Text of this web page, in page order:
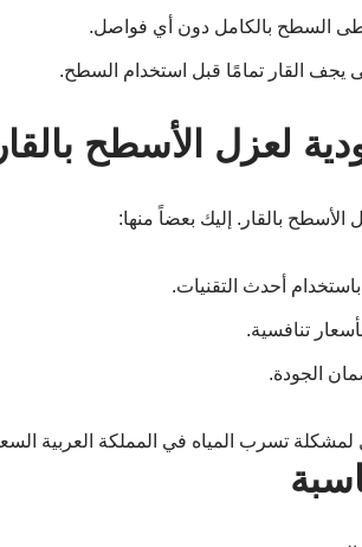
السطح بالكامل دون أي فواصل.
يجف القار تمامًا قبل استخدام السطح.
لعزل الأسطح بالقار
بالقار. إليك بعضاً منها:
أحدث التقنيات.
تنافسية.
الجودة.